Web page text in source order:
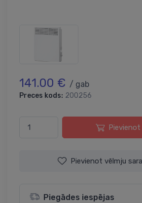
141.00 € / gab
Preces kods: 200256
Pievienot vēlmju
Piegādes iespējas